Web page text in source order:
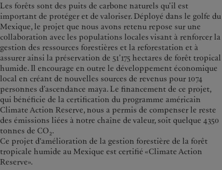
Les forêts sont des puits de carbone naturels qu’il est
important de protéger et de valoriser. Déployé dans le golfe du
Mexique, le projet que nous avons retenu repose sur une
collaboration avec les populations locales visant à renforcer la
gestion des ressources forestières et la reforestation et à
assurer ainsi la préservation de 51’175 hectares de forêt tropical
humide. Il encourage en outre le développement économique
local en créant de nouvelles sources de revenus pour 1074
personnes d’ascendance maya. Le financement de ce projet,
qui bénéficie de la certification du programme américain
Climate Action Reserve, nous a permis de compenser le reste
des émissions liées à notre chaîne de valeur, soit quelque 4350
tonnes de CO2.
Ce projet d'amélioration de la gestion forestière de la forêt
tropicale humide au Mexique est certifié «Climate Action
Reserve».